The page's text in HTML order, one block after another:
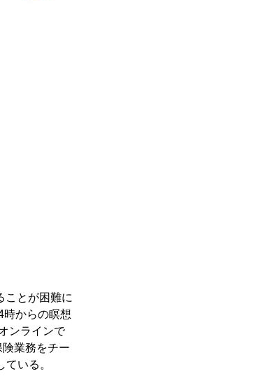
ことが困難に
時からの瞑想
ンラインで
業務をチー
いる。